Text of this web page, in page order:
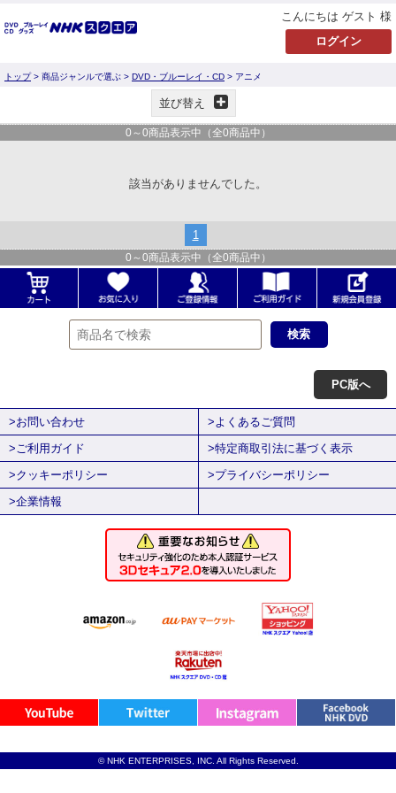
こんにちは ゲスト 様
トップ> 商品ジャンルで選ぶ > DVD・ブルーレイ・CD > アニメ
並び替え
0 ～ 0商品表示中（全0商品中）
該当がありませんでした。
1
0 ～ 0商品表示中（全0商品中）
PC版へ
>お問い合わせ
>よくあるご質問
>ご利用ガイド
>特定商取引法に基づく表示
>クッキーポリシー
>プライバシーポリシー
>企業情報
© NHK ENTERPRISES, INC. All Rights Reserved.